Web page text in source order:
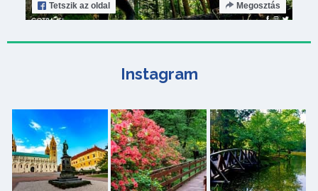
Tetszik az oldal Megosztás
Instagram